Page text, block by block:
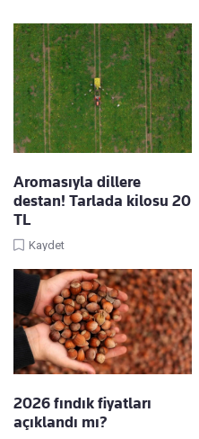
Aromasıyla dillere
destan! Tarlada kilosu 20
TL
Kaydet
2026 fındık fiyatları
açıklandı mı?